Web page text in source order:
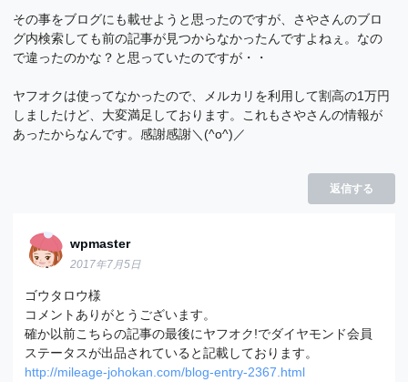
その事をブログにも載せようと思ったのですが、さやさんのブロ
グ内検索しても前の記事が見つからなかったんですよねぇ。なの
で違ったのかな？と思っていたのですが・・
ヤフオクは使ってなかったので、メルカリを利用して割高の1万円
しましたけど、大変満足しております。これもさやさんの情報が
あったからなんです。感謝感謝＼(^o^)／
返信する
wpmaster
2017年7月5日
ゴウタロウ様
コメントありがとうございます。
確か以前こちらの記事の最後にヤフオク!でダイヤモンド会員
ステータスが出品されていると記載しております。
http://mileage-johokan.com/blog-entry-2367.html